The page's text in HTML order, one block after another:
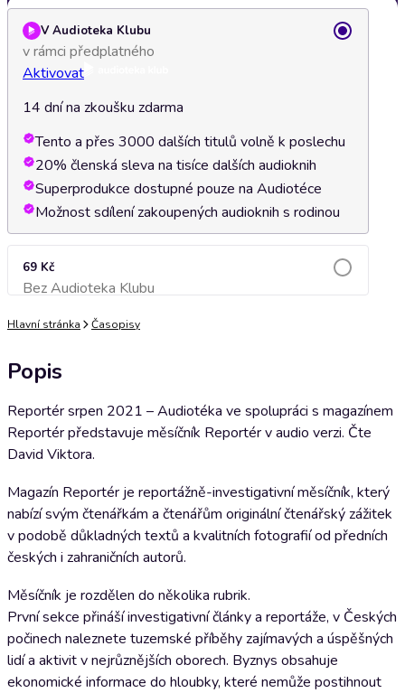
V Audioteka Klubu
v rámci předplatného
Aktivovat
14 dní na zkoušku zdarma
Tento a přes 3000 dalších titulů volně k poslechu
20% členská sleva na tisíce dalších audioknih
Superprodukce dostupné pouze na Audiotéce
Možnost sdílení zakoupených audioknih s rodinou
69 Kč
Bez Audioteka KlubuPřidat do košíku
Hlavní stránka Časopisy
Popis
Reportér srpen 2021 – Audiotéka ve spolupráci s magazínem
Reportér představuje měsíčník Reportér v audio verzi. Čte
David Viktora.
Magazín Reportér je reportážně-investigativní měsíčník, který
nabízí svým čtenářkám a čtenářům originální čtenářský zážitek
v podobě důkladných textů a kvalitních fotografií od předních
českých i zahraničních autorů.
Měsíčník je rozdělen do několika rubrik.
První sekce přináší investigativní články a reportáže, v Českých
počinech naleznete tuzemské příběhy zajímavých a úspěšných
lidí a aktivit v nejrůznějších oborech. Byznys obsahuje
ekonomické informace do hloubky, které nemůže postihnout